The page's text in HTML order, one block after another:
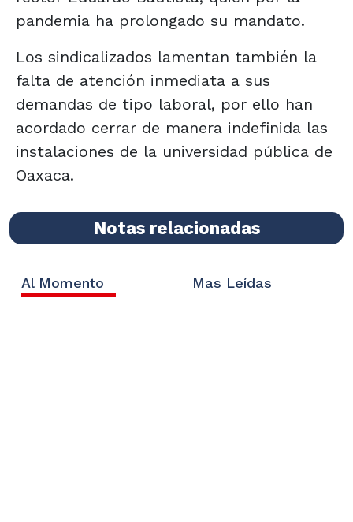
pandemia ha prolongado su mandato.
Los sindicalizados lamentan también la
falta de atención inmediata a sus
demandas de tipo laboral, por ello han
acordado cerrar de manera indefinida las
instalaciones de la universidad pública de
Oaxaca.
Notas relacionadas
Al Momento Mas Leídas